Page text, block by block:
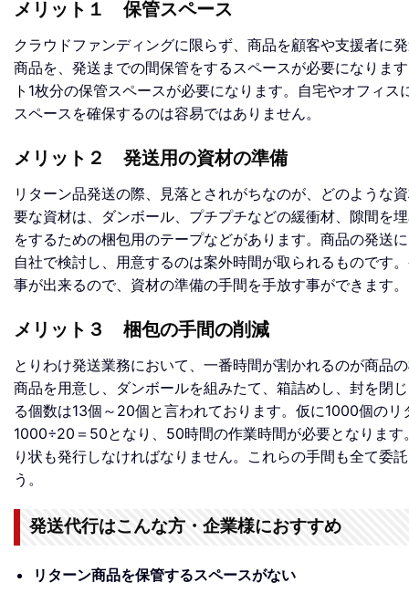
メリット１ 保管スペース
クラウドファンディングに限らず、商品を顧客や支援者に
商品を、発送までの間保管をするスペースが必要になりま
ト1枚分の保管スペースが必要になります。自宅やオフィ
スペースを確保するのは容易ではありません。
メリット２ 発送用の資材の準備
リターン品発送の際、見落とされがちなのが、どのような
要な資材は、ダンボール、プチプチなどの緩衝材、隙間を
をするための梱包用のテープなどがあります。商品の発送
自社で検討し、用意するのは案外時間が取られるものです
事が出来るので、資材の準備の手間を手放す事ができます。
メリット３ 梱包の手間の削減
とりわけ発送業務において、一番時間が割かれるのが商品
商品を用意し、ダンボールを組みたて、箱詰めし、封を閉
る個数は13個～20個と言われております。仮に1000個の
1000÷20＝50となり、50時間の作業時間が必要となりま
り状も発行しなければなりません。これらの手間も全て委
う。
発送代行はこんな方・企業様におすすめ
リターン商品を保管するスペースがない